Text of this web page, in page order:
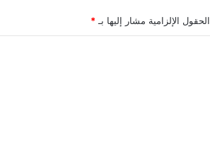
الحقول الإلزامية مشار إليها بـ *